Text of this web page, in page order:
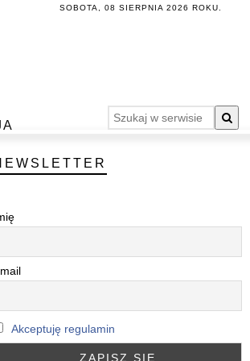
SOBOTA, 08 SIERPNIA 2026 ROKU.
Akceptuję regulamin